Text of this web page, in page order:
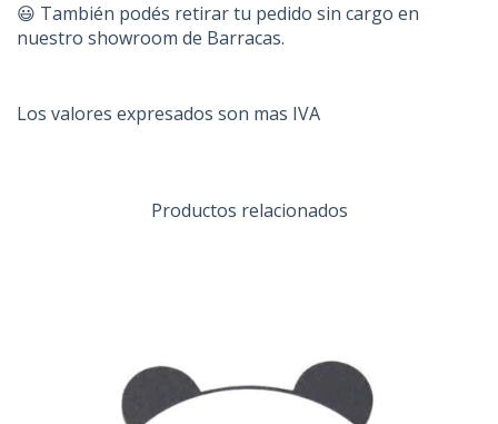
😃 También podés retirar tu pedido sin cargo en
nuestro showroom de Barracas.
Los valores expresados son mas IVA
Productos relacionados